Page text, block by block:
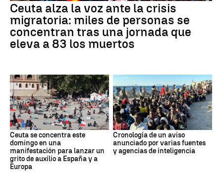
Ceuta alza la voz ante la crisis
migratoria: miles de personas se
concentran tras una jornada que
eleva a 83 los muertos
Ceuta se concentra este
domingo en una
manifestación para lanzar un
grito de auxilio a España y a
Europa
Cronología de un aviso
anunciado por varias fuentes
y agencias de inteligencia